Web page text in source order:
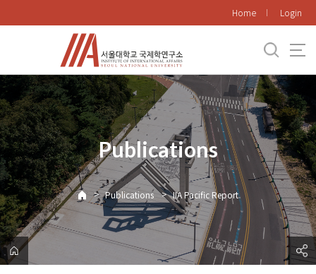
로
메
뉴
Home Login
Publications
> Publications > IIA Pacific Report